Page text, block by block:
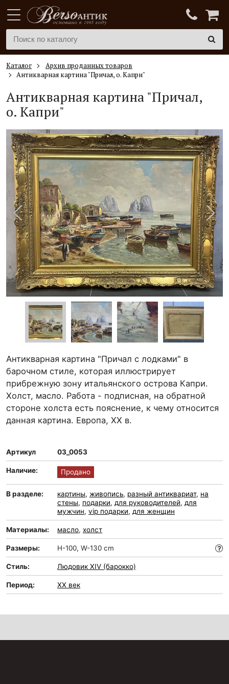
Каталог
Архив проданных товаров
Антикварная картина "Причал, о. Капри"
Антикварная картина "Причал,
о. Капри"
Антикварная картина "Причал с лодками" в
барочном стиле, которая иллюстрирует
прибрежную зону итальянского острова Капри.
Холст, масло. Работа - подписная, на обратной
стороне холста есть пояснение, к чему относится
данная картина. Европа, ХХ в.
Артикул 03_0053
Наличие: Продано
В разделе: картины, живопись, разный антиквариат, на
стены, подарки, для руководителей, для
мужчин, vip подарки, для женщин
Материалы: масло, холст
Размеры: H-100, W-130 cm
Стиль: Людовик XIV (барокко)
Период: XX век